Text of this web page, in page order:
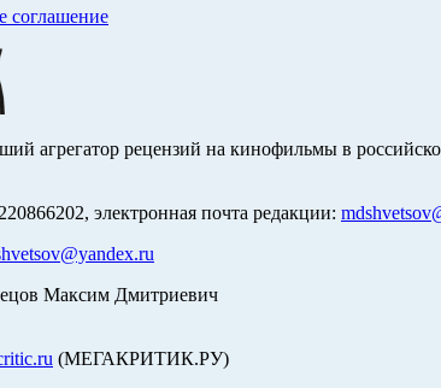
соглашение
агрегатор рецензий на кинофильмы в
электронная почта редакции:
Максим Дмитриевич
(МЕГАКРИТИК.РУ)